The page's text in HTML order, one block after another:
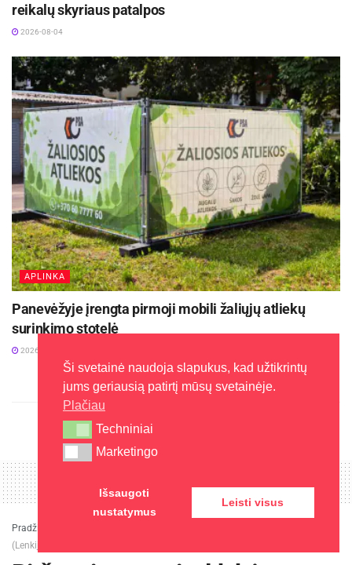
reikalų skyriaus patalpos
2026-08-04
APLINKA
Panevėžyje įrengta pirmoji mobili žaliųjų atliekų
surinkimo stotelė
2026-08-03
Pradžia
(Lenkija)
Ši svetainė naudoja slapukus, kad užtikrintų
jums geriausią patirtį mūsų svetainėje.
Plačiau
Techniniai
Techniniai
Marketingo
Marketingo
Išsaugoti
nustatymus
Leisti visus